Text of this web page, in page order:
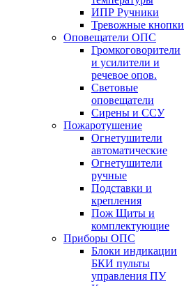
ИПР Ручники
Тревожные кнопки
Оповещатели ОПС
Громкоговорители
и усилители и
речевое опов.
Световые
оповещатели
Сирены и ССУ
Пожаротушение
Огнетушители
автоматические
Огнетушители
ручные
Подставки и
крепления
Пож Щиты и
комплектующие
Приборы ОПС
Блоки индикации
БКИ пульты
управления ПУ